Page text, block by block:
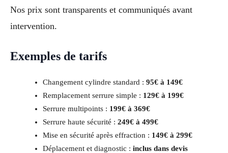
Nos prix sont transparents et communiqués avant
intervention.
Exemples de tarifs
Changement cylindre standard : 95€ à 149€
Remplacement serrure simple : 129€ à 199€
Serrure multipoints : 199€ à 369€
Serrure haute sécurité : 249€ à 499€
Mise en sécurité après effraction : 149€ à 299€
Déplacement et diagnostic : inclus dans devis